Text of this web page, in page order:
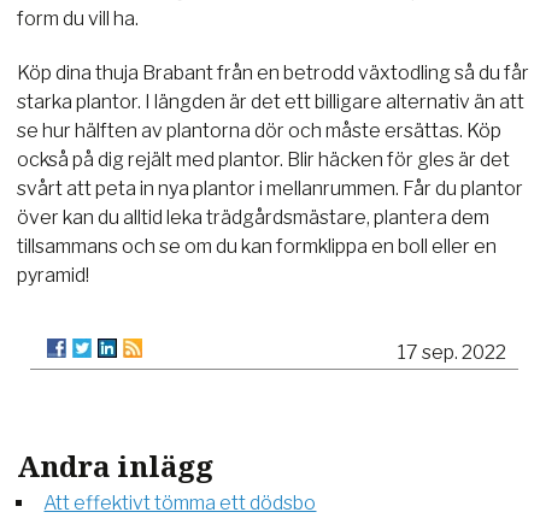
form du vill ha.
Köp dina thuja Brabant från en betrodd växtodling så du får
starka plantor. I längden är det ett billigare alternativ än att
se hur hälften av plantorna dör och måste ersättas. Köp
också på dig rejält med plantor. Blir häcken för gles är det
svårt att peta in nya plantor i mellanrummen. Får du plantor
över kan du alltid leka trädgårdsmästare, plantera dem
tillsammans och se om du kan formklippa en boll eller en
pyramid!
17 sep. 2022
Andra inlägg
Att effektivt tömma ett dödsbo